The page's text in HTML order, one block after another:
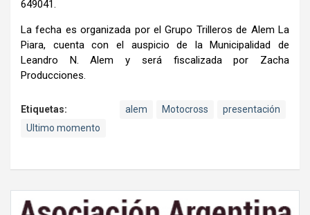
649041.
La fecha es organizada por el Grupo Trilleros de Alem La
Piara, cuenta con el auspicio de la Municipalidad de
Leandro N. Alem y será fiscalizada por Zacha
Producciones.
Etiquetas: alem Motocross
presentación
Ultimo momento